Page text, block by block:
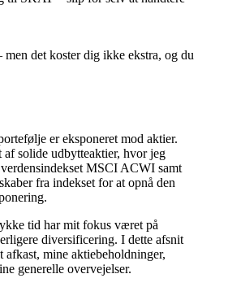
det koster dig ikke ekstra, og du
er eksponeret mod aktier.
solide udbytteaktier, hvor jeg
MSCI ACWI samt
fra indekset for at opnå den
tid har mit fokus været på
diversificering. I dette afsnit
mine aktiebeholdninger,
generelle overvejelser.